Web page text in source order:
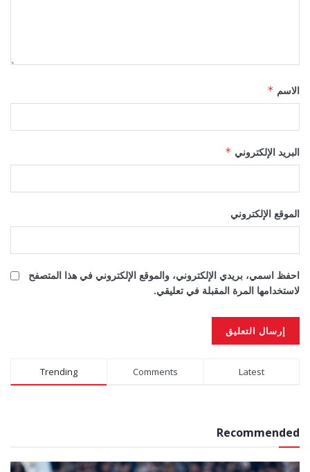
الاسم *
البريد الإلكتروني *
الموقع الإلكتروني
احفظ اسمي، بريدي الإلكتروني، والموقع الإلكتروني في هذا المتصفح
لاستخدامها المرة المقبلة في تعليقي.
Alternative:
Trending Comments Latest
Recommended